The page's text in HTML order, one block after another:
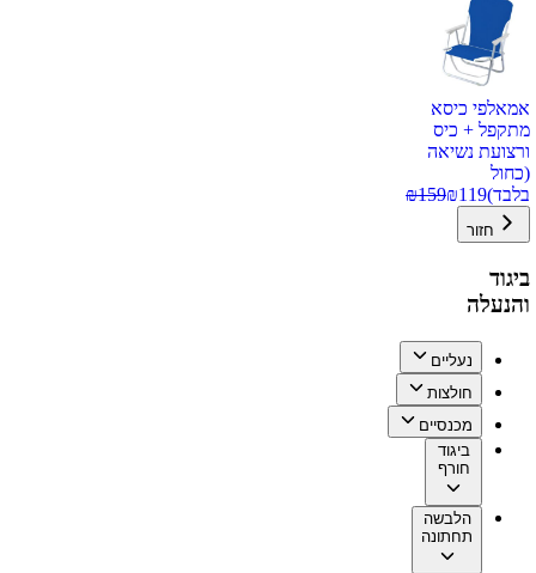
אמאלפי כיסא
מתקפל + כיס
ורצועת נשיאה
(כחול
בלבד)
₪119
₪159
חזור
ביגוד
והנעלה
נעליים
חולצות
מכנסיים
ביגוד
חורף
הלבשה
תחתונה